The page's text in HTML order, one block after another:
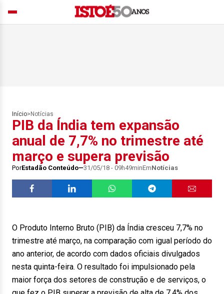
Início> Notícias
PIB da Índia tem expansão
anual de 7,7% no trimestre até
março e supera previsão
PorEstadão Conteúdo 31/05/18 - 09h49minEmNotícias
O Produto Interno Bruto (PIB) da Índia cresceu 7,7% no
trimestre até março, na comparação com igual período do
ano anterior, de acordo com dados oficiais divulgados
nesta quinta-feira. O resultado foi impulsionado pela
maior força dos setores de construção e de serviços, o